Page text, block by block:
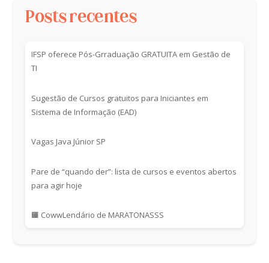
Posts recentes
IFSP oferece Pós-Grraduação GRATUITA em Gestão de
TI
Sugestão de Cursos gratuitos para Iniciantes em
Sistema de Informação (EAD)
Vagas Java Júnior SP
Pare de “quando der”: lista de cursos e eventos abertos
para agir hoje
🟧 CowwLendário de MARATONASSS